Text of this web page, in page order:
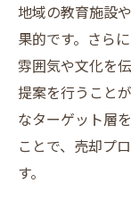
売り手
価格
契約書
買い
交渉術
地域の教育施設
果的です。さら
雰囲気や文化を
提案を行うこと
なターゲット層
ことで、売却プ
す。